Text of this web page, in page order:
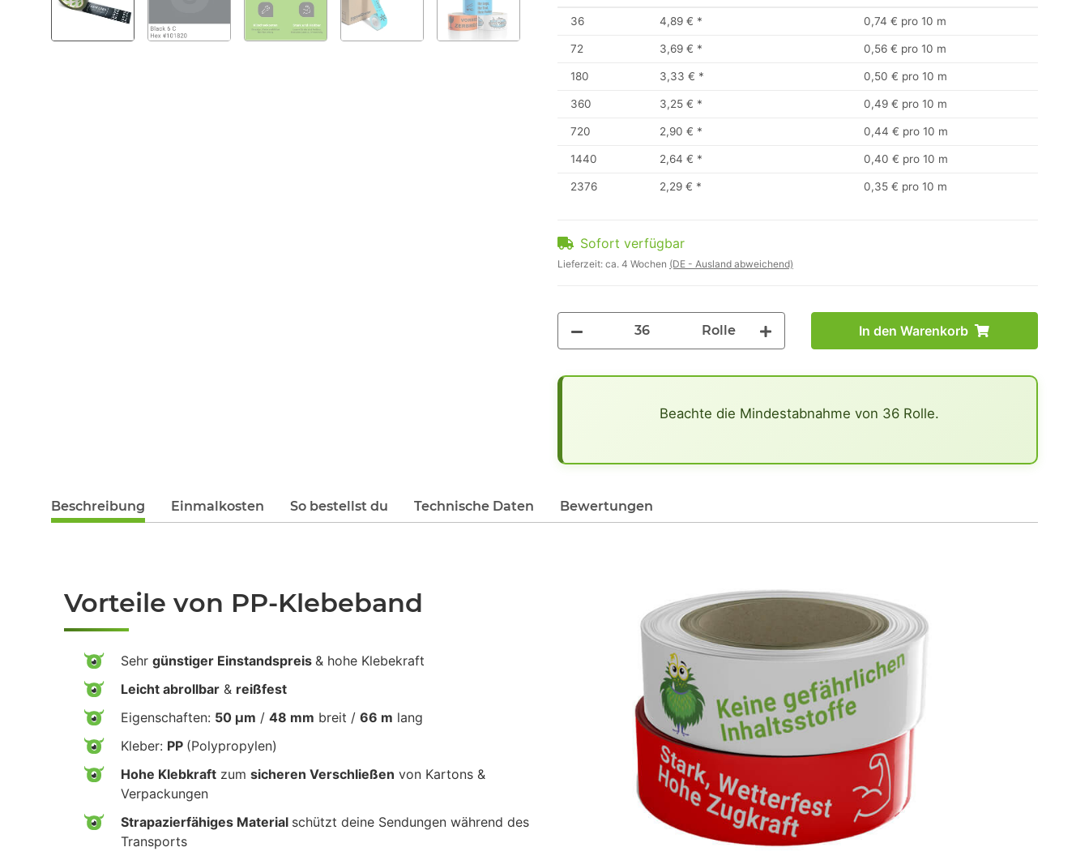
36 4,89 € * 0,74 € pro 10 m
72 3,69 € * 0,56 € pro 10 m
180 3,33 € * 0,50 € pro 10 m
360 3,25 € * 0,49 € pro 10 m
720 2,90 € * 0,44 € pro 10 m
1440 2,64 € * 0,40 € pro 10 m
2376 2,29 € * 0,35 € pro 10 m
Sofort verfügbar
Lieferzeit: ca. 4 Wochen (DE - Ausland abweichend)
Rolle In den Warenkorb
Beachte die Mindestabnahme von 36 Rolle.
Beschreibung Einmalkosten So bestellst du Technische Daten Bewertungen
Vorteile von PP-Klebeband
Sehr günstiger Einstandspreis & hohe Klebekraft
Leicht abrollbar & reißfest
Eigenschaften: 50 µm / 48 mm breit / 66 m lang
Kleber: PP (Polypropylen)
Hohe Klebkraft zum sicheren Verschließen von Kartons &
Verpackungen
Strapazierfähiges Material schützt deine Sendungen während des
Transports